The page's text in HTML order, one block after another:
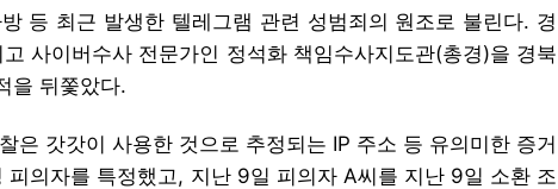
등 최근 발생한 텔레그램 관련 성범죄의 원조로 불린다. 경
사이버수사 전문가인 정석화 책임수사지도관(총경)을 경북
을 뒤쫓았다.
은 갓갓이 사용한 것으로 추정되는 IP 주소 등 유의미한 증거
의자를 특정했고, 지난 9일 피의자 A씨를 지난 9일 소환 조